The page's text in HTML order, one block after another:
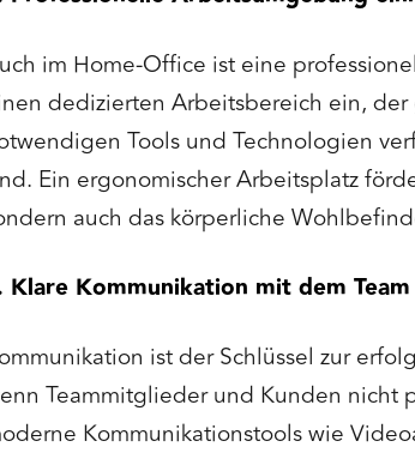
im Home-Office ist eine
dedizierten Arbeitsbereich ein,
Tools und Technologien
Ein ergonomischer Arbeitsplatz
auch das körperliche
Klare Kommunikation mit dem
ist der Schlüssel zur
Teammitglieder und Kunden nicht
Kommunikationstools wie